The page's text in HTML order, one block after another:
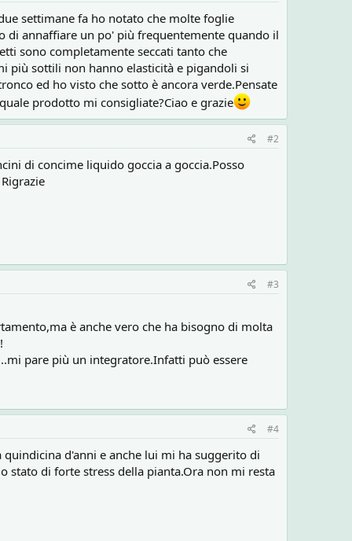
settimane fa ho notato che molte foglie
di annaffiare un po' più frequentemente quando il
sono completamente seccati tanto che
più sottili non hanno elasticità e pigandoli si
ed ho visto che sotto è ancora verde.Pensate
prodotto mi consigliate?Ciao e grazie
#2
di concime liquido goccia a goccia.Posso
#3
è anche vero che ha bisogno di molta
pare più un integratore.Infatti può essere
#4
d'anni e anche lui mi ha suggerito di
stato di forte stress della pianta.Ora non mi resta